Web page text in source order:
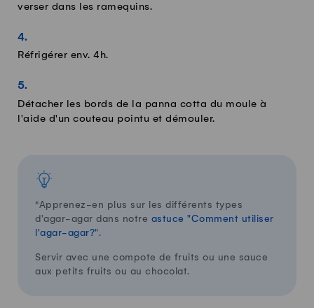
verser dans les ramequins.
Réfrigérer env. 4h.
Détacher les bords de la panna cotta du moule à
l'aide d'un couteau pointu et démouler.
*Apprenez-en plus sur les différents types
d'agar-agar dans notre astuce "Comment utiliser
l'agar-agar?".
Servir avec une compote de fruits ou une sauce
aux petits fruits ou au chocolat.